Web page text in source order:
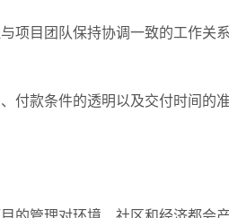
项目团队保持协调一致的工作
付款条件的透明以及交付时间